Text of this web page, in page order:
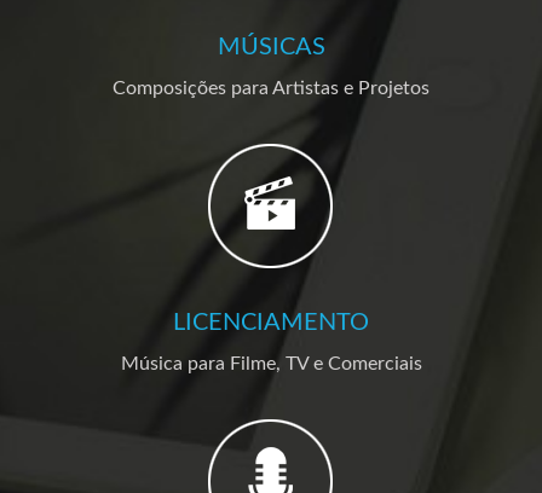
MÚSICAS
Composições para Artistas e Projetos
LICENCIAMENTO
Música para Filme, TV e Comerciais